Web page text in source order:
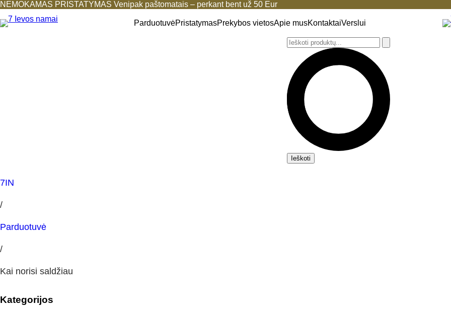
NEMOKAMAS PRISTATYMAS Venipak paštomatais – perkant bent už 50 Eur
ParduotuvėPristatymasPrekybos vietosApie musKontaktaiVerslui
Ieškoti
7IN
/
Parduotuvė
/
Kai norisi saldžiau
Kategorijos